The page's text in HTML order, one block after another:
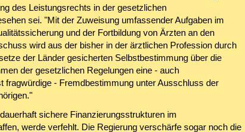
des Leistungsrechts in der gesetzlichen
sei. "Mit der Zuweisung umfassender Aufgaben im
und der Fortbildung von Ärzten an den
wird aus der bisher in der ärztlichen Profession durch
der Länder gesicherten Selbstbestimmung über die
der gesetzlichen Regelungen eine - auch
fragwürdige - Fremdbestimmung unter Ausschluss der
sichere Finanzierungsstrukturen im
werde verfehlt. Die Regierung verschärfe sogar noch die